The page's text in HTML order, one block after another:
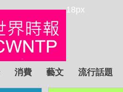
18px
消費 藝文 流行話題